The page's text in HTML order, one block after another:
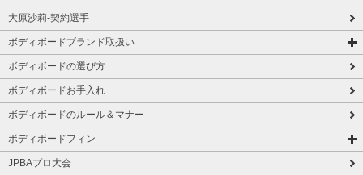
大原沙莉-契約選手
ボディボードブランド取扱い
ボディボードの選び方
ボディボードお手入れ
ボディボードのルール＆マナー
ボディボードフィン
JPBAプロ大会